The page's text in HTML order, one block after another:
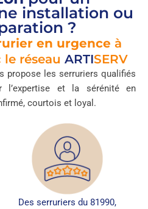
installation ou
?
en urgence à
réseau ARTISERV
propose les serruriers qualifiés
l’expertise et la sérénité en
courtois et loyal.
Des serruriers du 81990,